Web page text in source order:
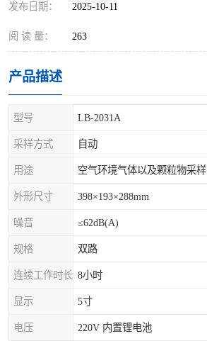
发布日期： 2025-10-11
阅 读 量： 263
产品描述
型号 LB-2031A
采样方式 自动
用途 空气环境气体以及颗粒物采样
外形尺寸 398×193×288mm
噪音 ≤62dB(A)
规格 双路
连续工作时长 8小时
显示 5寸
电压 220V 内置锂电池